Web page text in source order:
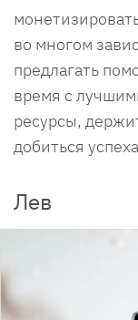
во многом
предлагать
время с
ресурсы,
добиться
Лев